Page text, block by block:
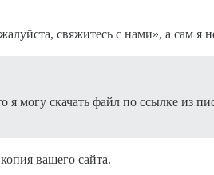
свяжитесь с нами», а сам я
могу скачать файл по ссылке из
вашего сайта.